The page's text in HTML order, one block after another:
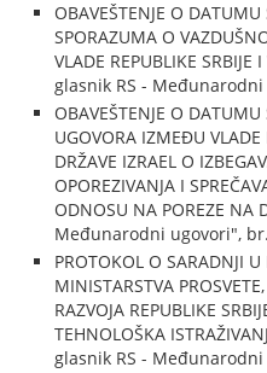
OBAVEŠTENJE O
SPORAZUMA O
VLADE REPUBLIKE SRBIJE
glasnik RS -
OBAVEŠTENJE O
UGOVORA IZMEĐU VLADE
DRŽAVE IZRAEL O
OPOREZIVANJA I
ODNOSU NA POREZE NA
Međunarodni ugovori",
PROTOKOL O SARADNJI
MINISTARSTVA
RAZVOJA REPUBLIKE
TEHNOLOŠKA
glasnik RS -